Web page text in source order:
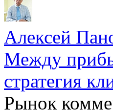
Алексей
Между
стратегия
Рынок